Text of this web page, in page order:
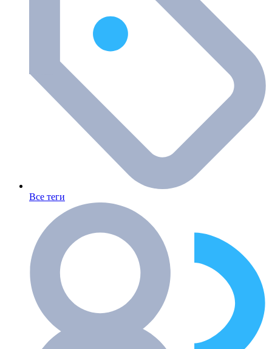
Все теги